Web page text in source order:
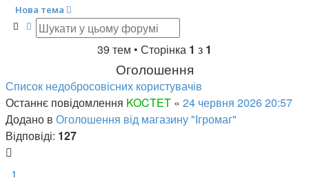
Нова тема
ПошукРозширений пошук
39 тем • Сторінка 1 з 1
Оголошення
Список недобросовісних користувачів
Останнє повідомлення KOCTET « 24 червня 2026 20:57
Додано в Оголошення від магазину "Ігромаг"
Відповіді: 127
1